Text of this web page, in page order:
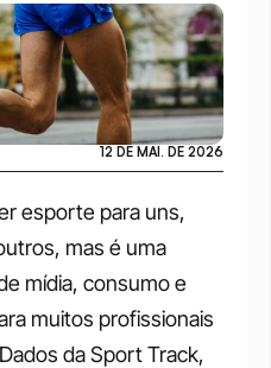
esporte para uns,
mas é uma
mídia, consumo e
muitos profissionais
da Sport Track,
12 DE MAI. DE 2026